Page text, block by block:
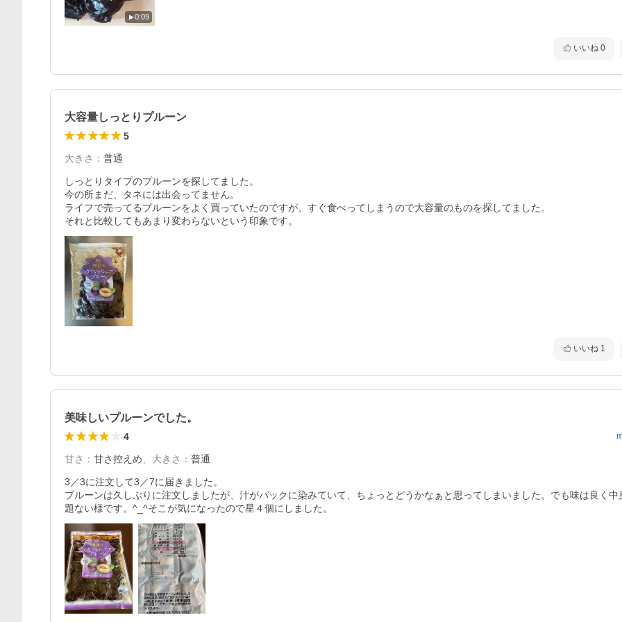
0:09
いいね 0
大容量しっとりプルーン
5
大きさ ： 普通
しっとりタイプのプルーンを探してました。
今の所まだ、タネには出会ってません。
ライフで売ってるプルーンをよく買っていたのですが、すぐ食べってしまうので大容量のものを探してました。
それと比較してもあまり変わらないという印象です。
いいね 1
美味しいプルーンでした。
4
甘さ ： 甘さ控えめ 大きさ ： 普通
3／3に注文して3／7に届きました。
プルーンは久しぶりに注文しましたが、汁がパックに染みていて、ちょっとどうかなぁと思ってしまいました。でも味は良く中
題ない様です。^_^そこが気になったので星４個にしました。